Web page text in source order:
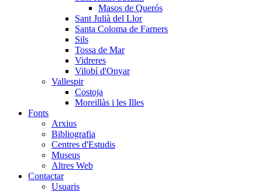
Masos de Querós
Sant Julià del Llor
Santa Coloma de Farners
Sils
Tossa de Mar
Vidreres
Vilobí d'Onyar
Vallespir
Costoja
Moreillàs i les Illes
Fonts
Arxius
Bibliografia
Centres d'Estudis
Museus
Altres Web
Contactar
Usuaris